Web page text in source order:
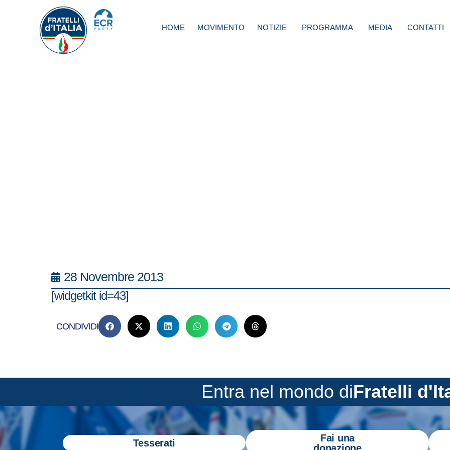
HOME MOVIMENTO NOTIZIE PROGRAMMA MEDIA CONTATTI
28 Novembre 2013
[widgetkit id=43]
CONDIVIDI
Entra nel mondo diFratelli
Tesserati
Fai una